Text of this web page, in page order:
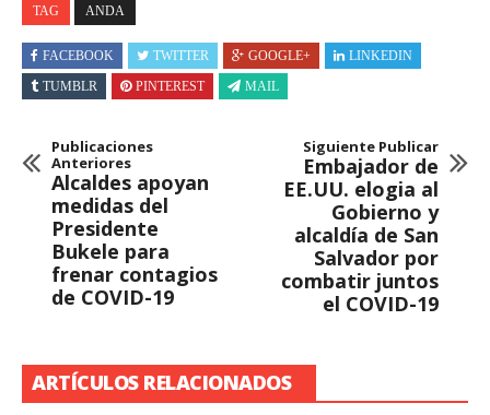
TAG ANDA
FACEBOOK TWITTER GOOGLE+
LINKEDIN
TUMBLR
PINTEREST MAIL
Publicaciones
Anteriores
Alcaldes apoyan
medidas del
Presidente
Bukele para
frenar contagios
de COVID-19
Siguiente Publicar
Embajador de
EE.UU. elogia al
Gobierno y
alcaldía de San
Salvador por
combatir juntos
el COVID-19
ARTÍCULOS RELACIONADOS